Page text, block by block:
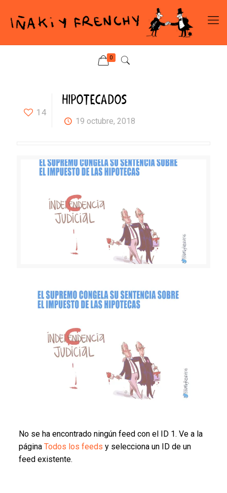
0
14
HIPOTECADOS
19 octubre, 2018
No se ha encontrado ningún feed con el ID 1. Ve a la
página Todos los feeds y selecciona un ID de un
feed existente.